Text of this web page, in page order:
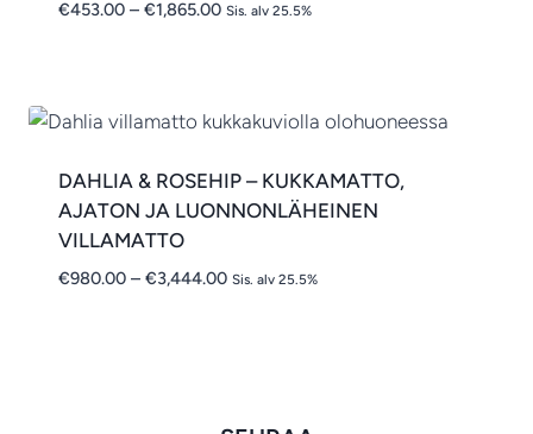
€453.00 – €1,865.00Hintaluokka:
Sis. alv 25.5%
DAHLIA & ROSEHIP – KUKKAMATTO,
AJATON JA LUONNONLÄHEINEN
VILLAMATTO
€980.00 – €3,444.00Hintaluokka:
Sis. alv 25.5%